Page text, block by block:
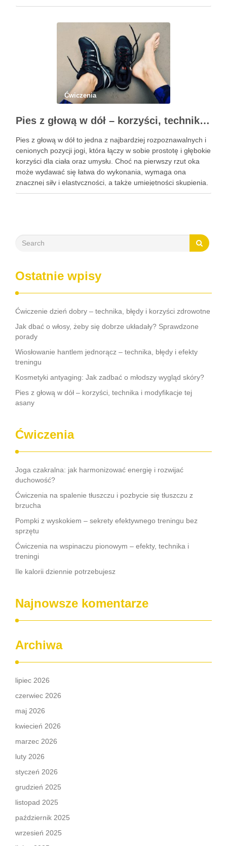
wykonujemy wiosłowanie, skupiamy się nie tylko na ruchu,
Ćwiczenia
Pies z głową w dół – korzyści, technika i modyfikacje tej asany
Pies z głową w dół to jedna z najbardziej rozpoznawalnych i
cenionych pozycji jogi, która łączy w sobie prostotę i głębokie
korzyści dla ciała oraz umysłu. Choć na pierwszy rzut oka
może wydawać się łatwa do wykonania, wymaga ona
znacznej siły i elastyczności, a także umiejętności skupienia.
Regularna praktyka tej …
Ostatnie wpisy
Ćwiczenie dzień dobry – technika, błędy i korzyści zdrowotne
Jak dbać o włosy, żeby się dobrze układały? Sprawdzone
porady
Wiosłowanie hantlem jednorącz – technika, błędy i efekty
treningu
Kosmetyki antyaging: Jak zadbać o młodszy wygląd skóry?
Pies z głową w dół – korzyści, technika i modyfikacje tej
asany
Ćwiczenia
Joga czakralna: jak harmonizować energię i rozwijać
duchowość?
Ćwiczenia na spalenie tłuszczu i pozbycie się tłuszczu z
brzucha
Pompki z wyskokiem – sekrety efektywnego treningu bez
sprzętu
Ćwiczenia na wspinaczu pionowym – efekty, technika i
treningi
Ile kalorii dziennie potrzebujesz
Najnowsze komentarze
Archiwa
lipiec 2026
czerwiec 2026
maj 2026
kwiecień 2026
marzec 2026
luty 2026
styczeń 2026
grudzień 2025
listopad 2025
październik 2025
wrzesień 2025